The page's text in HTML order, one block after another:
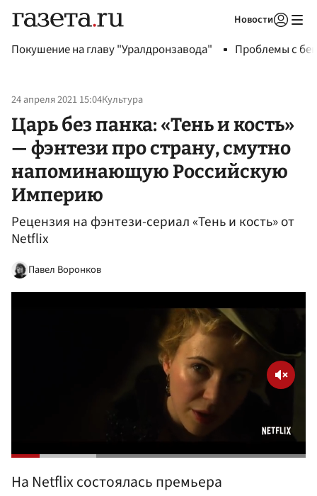
Новости
Покушение на главу "Уралдронзавода" Проблемы с
24 апреля 2021 15:04Культура
Царь без панка: «Тень и кость»
— фэнтези про страну, смутно
напоминающую Российскую
Империю
Рецензия на фэнтези-сериал «Тень и кость» от
Netflix
Павел Воронков
На Netflix состоялась премьера